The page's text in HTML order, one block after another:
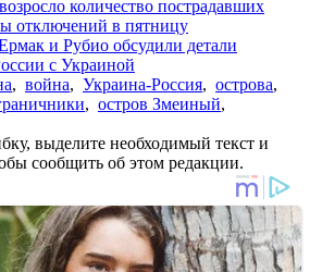
количество пострадавших
отключений в пятницу
и Рубио обсудили детали
с Украиной
, война, Украина-Россия, острова,
, остров Змеиный,
выделите необходимый текст и
сообщить об этом редакции.